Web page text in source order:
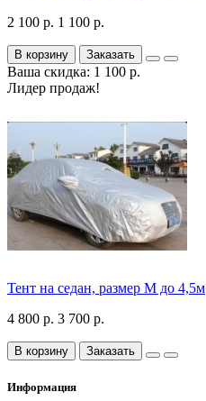
2 100 р. 1 100 р.
В корзину Заказать
Ваша скидка: 1 100 р.
Лидер продаж!
Тент на седан, размер М до 4,5м
4 800 р. 3 700 р.
В корзину Заказать
Информация